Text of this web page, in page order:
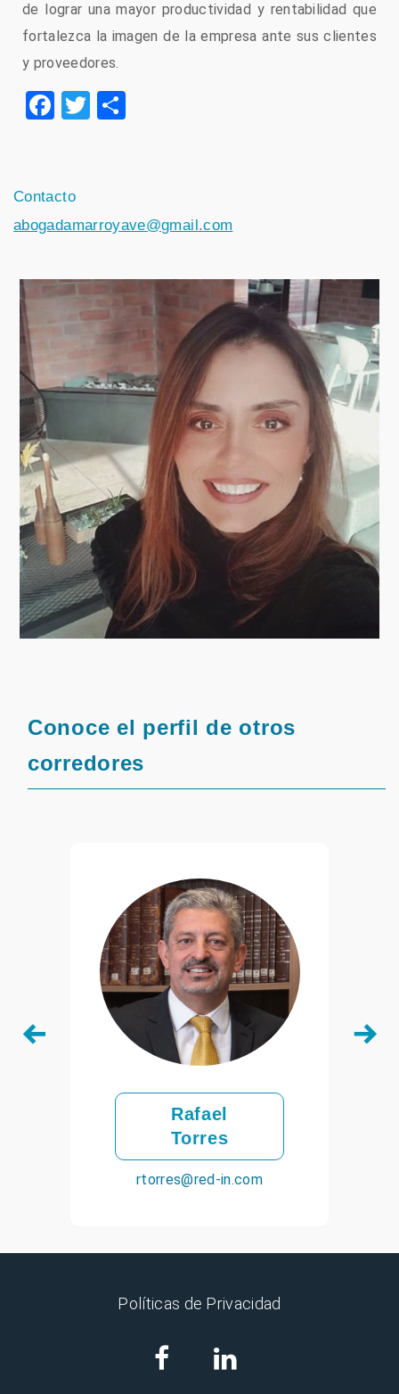
de lograr una mayor productividad y rentabilidad que
fortalezca la imagen de la empresa ante sus clientes
y proveedores.
Facebook
Twitter
Contacto
abogadamarroyave@gmail.com
Conoce el perfil de otros
corredores
Rafael
Torres
rtorres@red-in.com
Políticas de Privacidad